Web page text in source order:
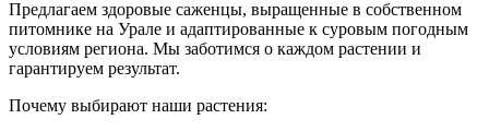
Предлагаем здоровые саженцы, выращенные в собственном
питомнике на Урале и адаптированные к суровым погодным
условиям региона. Мы заботимся о каждом растении и
гарантируем результат.
Почему выбирают наши растения: